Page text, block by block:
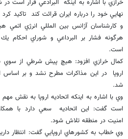
نهايي خود را درباره ايران قرائت كند تاكيد
و كارشناسان آژانس بين المللي انرژي
هرگونه فشار بر البرداعي و شوراي احكام
است.
كمال خرازي افزود: هيچ پيش شرطي از سوي
اروپا در اين مذاكرات مطرح نشد و بر اساس
شد.
وي با اشاره به اينكه اتحاديه اروپا به نقش
است گفت: اين اتحاديه سعي دارد با
امنيت در منطقه تلاش شود.
وي خطاب به كشورهاي اروپايي گفت: انتظار